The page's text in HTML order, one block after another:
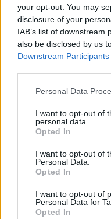
your opt-out. You may
disclosure of your
IAB’s list of
also be disclosed by us
Downstream Participants
Please note that this
not limited to your visit
grant or deny consent
use your data for below
consent section.
Personal Data
I want to opt-out of
personal data.
Opted In
I want to opt-out of
Personal Data.
Opted In
I want to opt-out of
Personal Data for
Opted In